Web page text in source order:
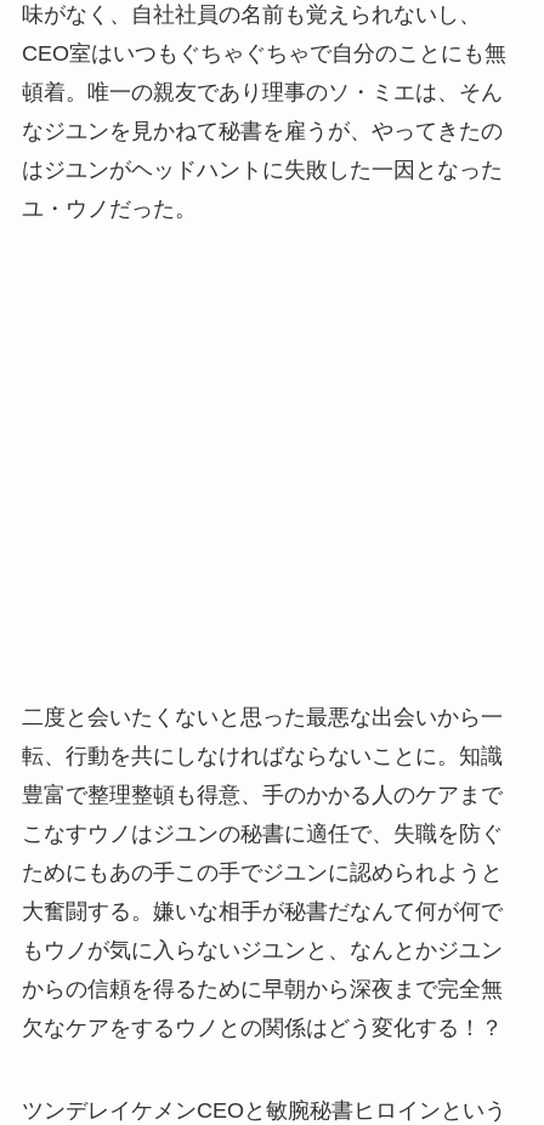
味がなく、自社社員の名前も覚えられないし、
CEO室はいつもぐちゃぐちゃで自分のことにも無
頓着。唯一の親友であり理事のソ・ミエは、そん
なジユンを見かねて秘書を雇うが、やってきたの
はジユンがヘッドハントに失敗した一因となった
ユ・ウノだった。
二度と会いたくないと思った最悪な出会いから一
転、行動を共にしなければならないことに。知識
豊富で整理整頓も得意、手のかかる人のケアまで
こなすウノはジユンの秘書に適任で、失職を防ぐ
ためにもあの手この手でジユンに認められようと
大奮闘する。嫌いな相手が秘書だなんて何が何で
もウノが気に入らないジユンと、なんとかジユン
からの信頼を得るために早朝から深夜まで完全無
欠なケアをするウノとの関係はどう変化する！？
ツンデレイケメンCEOと敏腕秘書ヒロインという